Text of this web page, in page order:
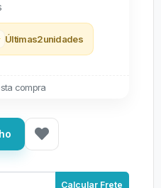
Últimas2unidades
compra
Calcular Frete